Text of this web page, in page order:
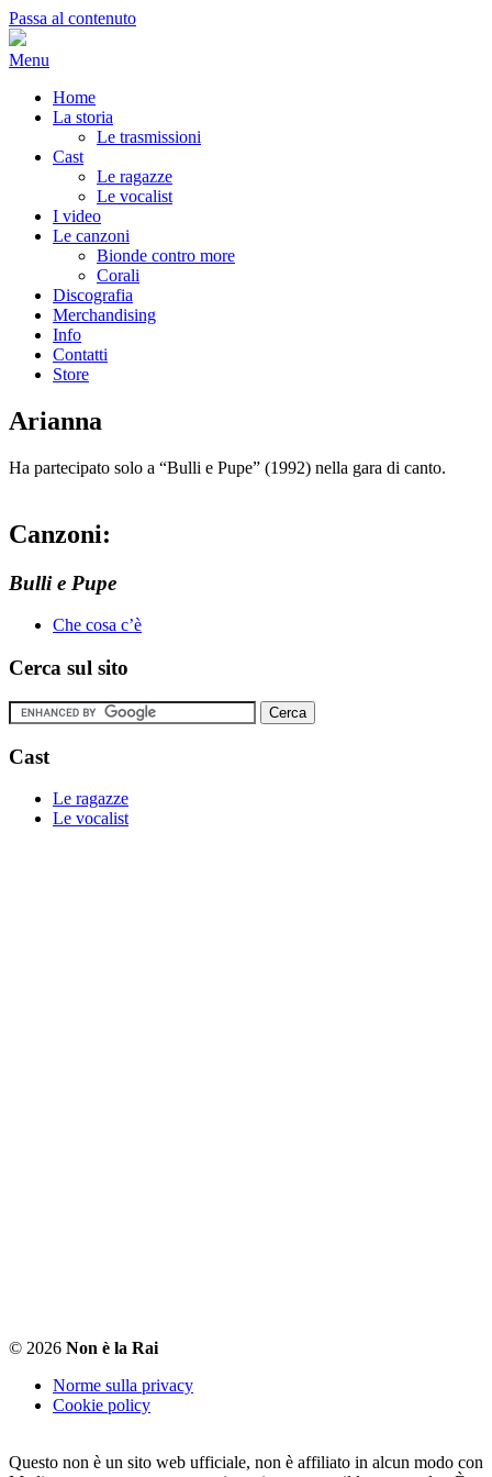
Passa al contenuto
Menu
Home
La storia
Le trasmissioni
Cast
Le ragazze
Le vocalist
I video
Le canzoni
Bionde contro more
Corali
Discografia
Merchandising
Info
Contatti
Store
Arianna
Ha partecipato solo a “Bulli e Pupe” (1992) nella gara di canto.
Canzoni:
Bulli e Pupe
Che cosa c’è
Cerca sul sito
Cast
Le ragazze
Le vocalist
© 2026 Non è la Rai
Norme sulla privacy
Cookie policy
Questo non è un sito web ufficiale, non è affiliato in alcun modo con